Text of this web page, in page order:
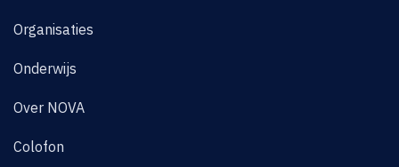
Organisaties
Onderwijs
Over NOVA
Colofon